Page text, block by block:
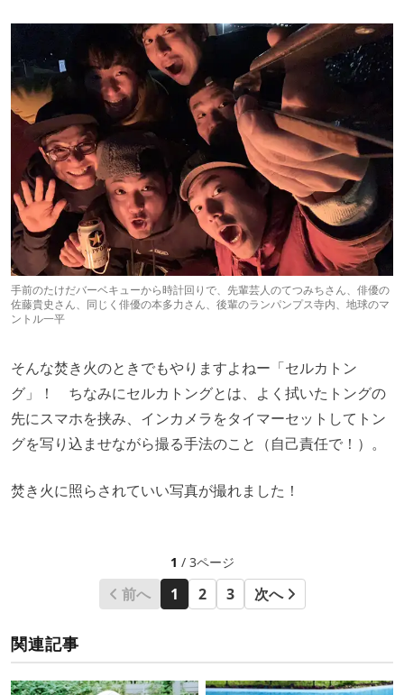
手前のたけだバーベキューから時計回りで、先輩芸人のてつみちさん、俳優の
佐藤貴史さん、同じく俳優の本多力さん、後輩のランパンプス寺内、地球のマ
ントル一平
そんな焚き火のときでもやりますよねー「セルカトン
グ」！ ちなみにセルカトングとは、よく拭いたトングの
先にスマホを挟み、インカメラをタイマーセットしてトン
グを写り込ませながら撮る手法のこと（自己責任で！）。
焚き火に照らされていい写真が撮れました！
1 / 3ページ
前へ 1 2 3 次へ
関連記事